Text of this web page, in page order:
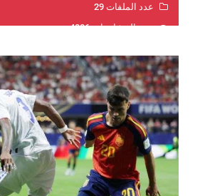
عدد الملفات 29
عدد المشاهدات 4806